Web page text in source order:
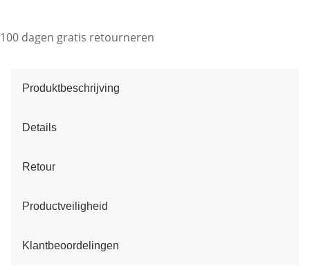
100 dagen gratis retourneren
Produktbeschrijving
Details
Retour
Productveiligheid
Klantbeoordelingen